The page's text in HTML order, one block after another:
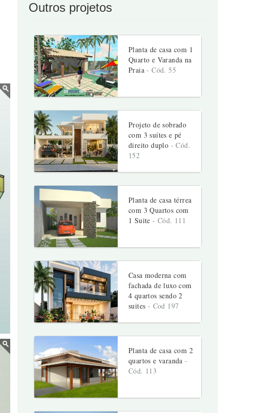
Outros projetos
Planta de casa com 1
Quarto e Varanda na
Praia- Cód. 55
Projeto de sobrado
com 3 suítes e pé
direito duplo - Cód.
152
Planta de casa térrea
com 3 Quartos com
1 Suite- Cód. 111
Casa moderna com
fachada de luxo com
4 quartos sendo 2
suites - Cod 197
Planta de casa com 2
quartos e varanda-
Cód. 113